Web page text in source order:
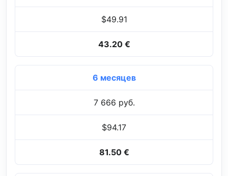
$49.91
43.20 €
6 месяцев
7 666 руб.
$94.17
81.50 €